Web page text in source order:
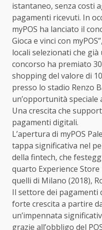
istantaneo, senza costi
pagamenti ricevuti. In
myPOS ha lanciato il
Gioca e vinci con
locali selezionati che già
concorso ha premiato
shopping del valore di
presso lo stadio Renzo
un’opportunità
Una crescita che
pagamenti digitali.
L’apertura di myPOS
tappa significativa nel
della fintech, che
quarto Experience Store
quelli di Milano (2018),
Il settore dei
forte crescita a partire
un’impennata
grazie all’obbligo del